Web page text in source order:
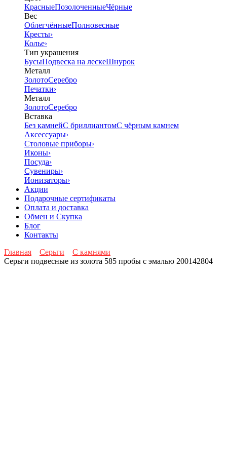
КрасныеПозолоченныеЧёрные
Вес
ОблегчённыеПолновесные
Кресты›
Колье›
Тип украшения
БусыПодвеска на лескеШнурок
Металл
ЗолотоСеребро
Печатки›
Металл
ЗолотоСеребро
Вставка
Без камнейС бриллиантомС чёрным камнем
Аксессуары›
Столовые приборы›
Иконы›
Посуда›
Сувениры›
Ионизаторы›
Акции
Подарочные сертификаты
Оплата и доставка
Обмен и Скупка
Блог
Контакты
Главная
Серьги
С камнями
Серьги подвесные из золота 585 пробы с эмалью 200142804